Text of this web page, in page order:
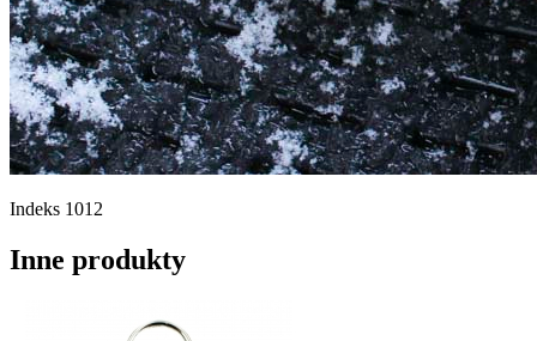
Indeks 1012
Inne produkty